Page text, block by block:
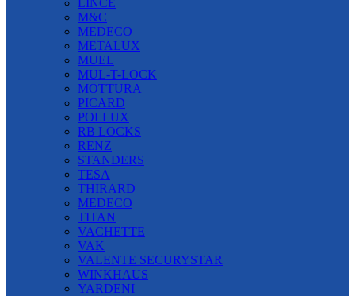
LINCE
M&C
MEDECO
METALUX
MUEL
MUL-T-LOCK
MOTTURA
PICARD
POLLUX
RB LOCKS
RENZ
STANDERS
TESA
THIRARD
MEDECO
TITAN
VACHETTE
VAK
VALENTE SECURYSTAR
WINKHAUS
YARDENI